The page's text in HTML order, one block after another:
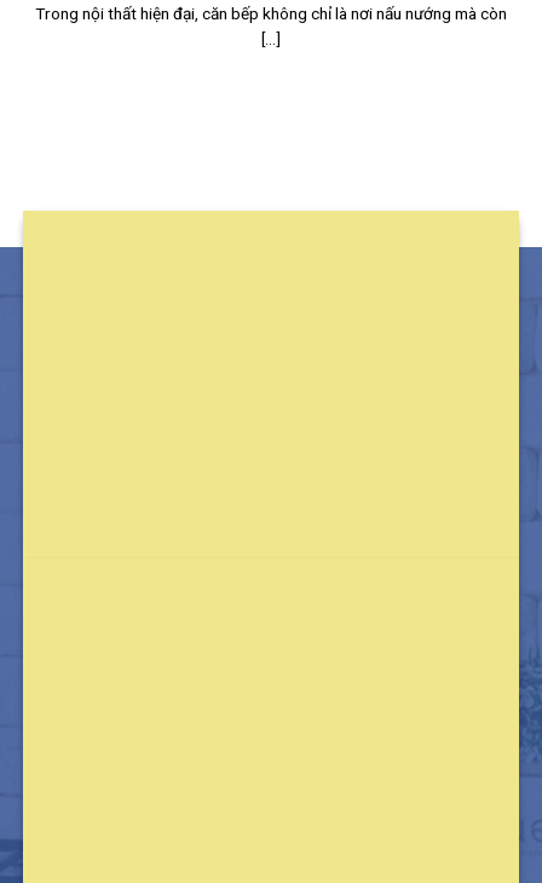
Trong nội thất hiện đại, căn bếp không chỉ là nơi nấu nướng mà còn
[...]